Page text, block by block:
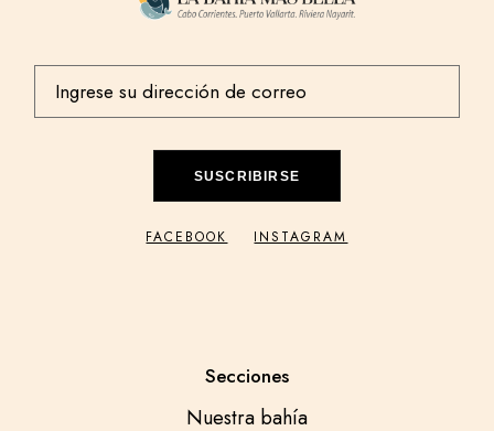
SUSCRIBIRSE
FACEBOOK INSTAGRAM
Secciones
Nuestra bahía